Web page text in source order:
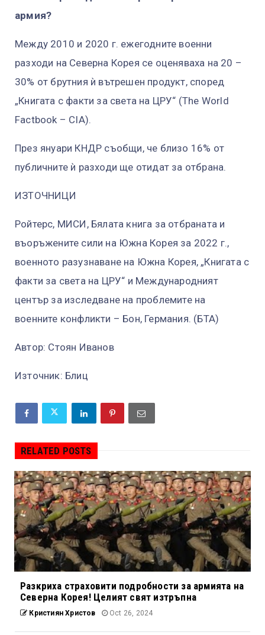
армия?
Между 2010 и 2020 г. ежегодните военни
разходи на Северна Корея се оценяваха на 20 –
30% от брутния ѝ вътрешен продукт, според
„Книгата с факти за света на ЦРУ“ (The World
Factbook – CIA).
През януари КНДР съобщи, че близо 16% от
публичните ѝ разходи ще отидат за отбрана.
ИЗТОЧНИЦИ
Ройтерс, МИСИ, Бялата книга за отбраната и
въоръжените сили на Южна Корея за 2022 г.,
военното разузнаване на Южна Корея, „Книгата с
факти за света на ЦРУ“ и Международният
център за изследване на проблемите на
военните конфликти – Бон, Германия. (БТА)
Автор: Стоян Иванов
Източник: Блиц
RELATED POSTS
Разкриха страховити подробности за армията на
Северна Корея! Целият свят изтръпна
Кристиян Христов Oct 26, 2024